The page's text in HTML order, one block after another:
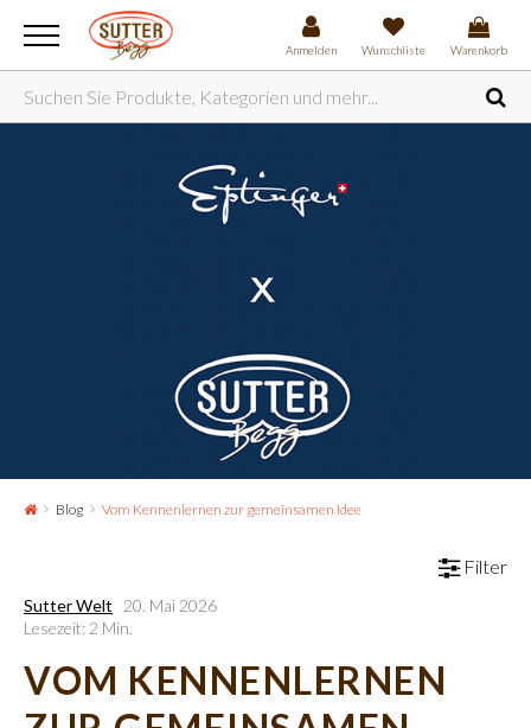
Anmelden Wunschliste Warenkorb
Blog Vom Kennenlernen zur gemeinsamen Idee
Filter
Sutter Welt
20. Mai 2026
Lesezeit: 2 Min.
VOM KENNENLERNEN